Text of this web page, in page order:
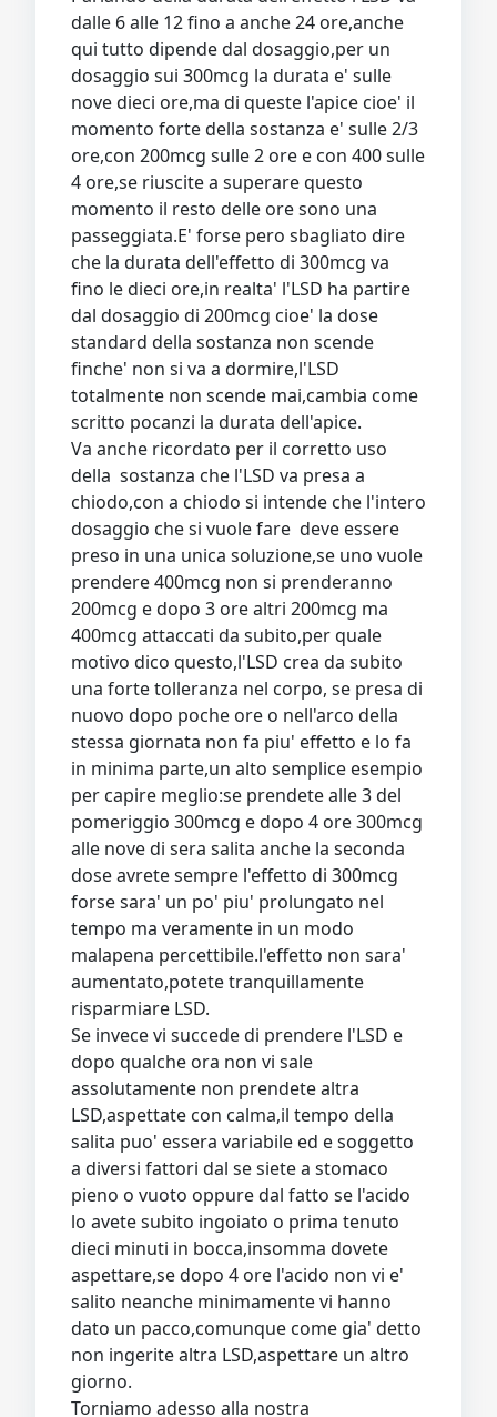
dalle 6 alle 12 fino a anche 24 ore,anche
qui tutto dipende dal dosaggio,per un
dosaggio sui 300mcg la durata e' sulle
nove dieci ore,ma di queste l'apice cioe' il
momento forte della sostanza e' sulle 2/3
ore,con 200mcg sulle 2 ore e con 400 sulle
4 ore,se riuscite a superare questo
momento il resto delle ore sono una
passeggiata.E' forse pero sbagliato dire
che la durata dell'effetto di 300mcg va
fino le dieci ore,in realta' l'LSD ha partire
dal dosaggio di 200mcg cioe' la dose
standard della sostanza non scende
finche' non si va a dormire,l'LSD
totalmente non scende mai,cambia come
scritto pocanzi la durata dell'apice.
Va anche ricordato per il corretto uso
della sostanza che l'LSD va presa a
chiodo,con a chiodo si intende che l'intero
dosaggio che si vuole fare deve essere
preso in una unica soluzione,se uno vuole
prendere 400mcg non si prenderanno
200mcg e dopo 3 ore altri 200mcg ma
400mcg attaccati da subito,per quale
motivo dico questo,l'LSD crea da subito
una forte tolleranza nel corpo, se presa di
nuovo dopo poche ore o nell'arco della
stessa giornata non fa piu' effetto e lo fa
in minima parte,un alto semplice esempio
per capire meglio:se prendete alle 3 del
pomeriggio 300mcg e dopo 4 ore 300mcg
alle nove di sera salita anche la seconda
dose avrete sempre l'effetto di 300mcg
forse sara' un po' piu' prolungato nel
tempo ma veramente in un modo
malapena percettibile.l'effetto non sara'
aumentato,potete tranquillamente
risparmiare LSD.
Se invece vi succede di prendere l'LSD e
dopo qualche ora non vi sale
assolutamente non prendete altra
LSD,aspettate con calma,il tempo della
salita puo' essera variabile ed e soggetto
a diversi fattori dal se siete a stomaco
pieno o vuoto oppure dal fatto se l'acido
lo avete subito ingoiato o prima tenuto
dieci minuti in bocca,insomma dovete
aspettare,se dopo 4 ore l'acido non vi e'
salito neanche minimamente vi hanno
dato un pacco,comunque come gia' detto
non ingerite altra LSD,aspettare un altro
giorno.
Torniamo adesso alla nostra